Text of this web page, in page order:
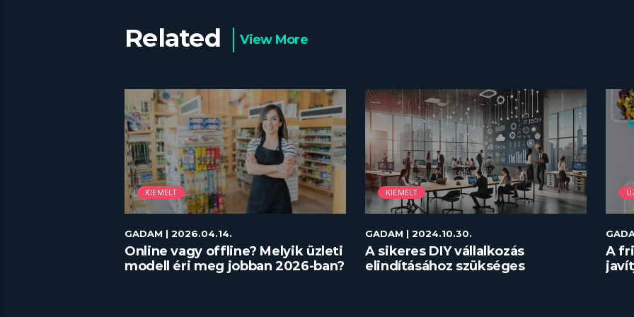
Related View More
KIEMELT
GADAM | 2026.04.14.
Online vagy offline? Melyik üzleti
modell éri meg jobban 2026-ban?
KIEMELT
GADAM | 2024.10.30.
A sikeres DIY vállalkozás
elindításához szükséges
A